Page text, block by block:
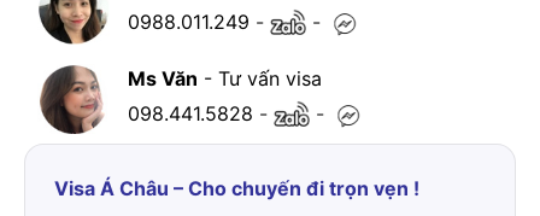
0988.011.249 - -
Ms Văn - Tư vấn visa
098.441.5828 - -
Visa Á Châu – Cho chuyến đi trọn vẹn !